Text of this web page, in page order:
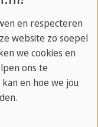
spreken en
(ik ging zelfs
alles positief
Ik
in Oxford.
badkamer en
en respecteren
website zo soepel
we cookies en
ons te
en hoe we jou